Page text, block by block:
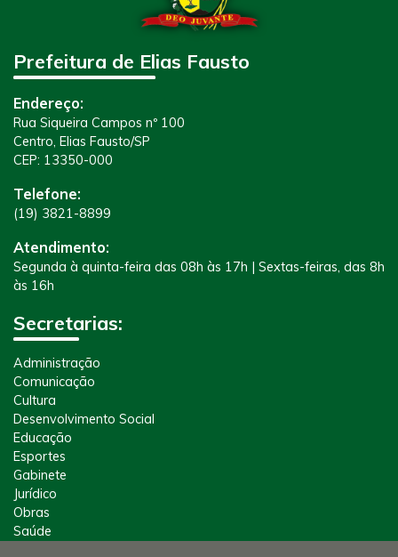
Prefeitura de Elias Fausto
Endereço:
Rua Siqueira Campos nº 100
Centro, Elias Fausto/SP
CEP: 13350-000
Telefone:
(19) 3821-8899
Atendimento:
Segunda à quinta-feira das 08h às 17h | Sextas-feiras, das 8h
às 16h
Secretarias:
Administração
Comunicação
Cultura
Desenvolvimento Social
Educação
Esportes
Gabinete
Jurídico
Obras
Saúde